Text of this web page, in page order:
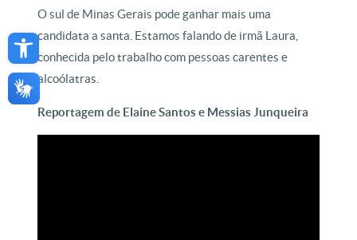
Open toolbar
O sul de Minas Gerais pode ganhar mais uma
candidata a santa. Estamos falando de irmã Laura,
conhecida pelo trabalho com pessoas carentes e
alcoólatras.
Reportagem de Elaine Santos e Messias Junqueira